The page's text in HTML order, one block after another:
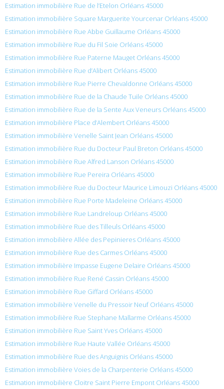
Estimation immobilière Rue de l’Etelon Orléans 45000
Estimation immobilière Square Marguerite Yourcenar Orléans 45000
Estimation immobilière Rue Abbe Guillaume Orléans 45000
Estimation immobilière Rue du Fil Soie Orléans 45000
Estimation immobilière Rue Paterne Mauget Orléans 45000
Estimation immobilière Rue d’Alibert Orléans 45000
Estimation immobilière Rue Pierre Chevaldonne Orléans 45000
Estimation immobilière Rue de la Chaude Tuile Orléans 45000
Estimation immobilière Rue de la Sente Aux Veneurs Orléans 45000
Estimation immobilière Place d’Alembert Orléans 45000
Estimation immobilière Venelle Saint Jean Orléans 45000
Estimation immobilière Rue du Docteur Paul Breton Orléans 45000
Estimation immobilière Rue Alfred Lanson Orléans 45000
Estimation immobilière Rue Pereira Orléans 45000
Estimation immobilière Rue du Docteur Maurice Limouzi Orléans 45000
Estimation immobilière Rue Porte Madeleine Orléans 45000
Estimation immobilière Rue Landreloup Orléans 45000
Estimation immobilière Rue des Tilleuls Orléans 45000
Estimation immobilière Allée des Pepinieres Orléans 45000
Estimation immobilière Rue des Carmes Orléans 45000
Estimation immobilière Impasse Eugene Delaire Orléans 45000
Estimation immobilière Rue René Cassin Orléans 45000
Estimation immobilière Rue Giffard Orléans 45000
Estimation immobilière Venelle du Pressoir Neuf Orléans 45000
Estimation immobilière Rue Stephane Mallarme Orléans 45000
Estimation immobilière Rue Saint Yves Orléans 45000
Estimation immobilière Rue Haute Vallée Orléans 45000
Estimation immobilière Rue des Anguignis Orléans 45000
Estimation immobilière Voies de la Charpenterie Orléans 45000
Estimation immobilière Cloitre Saint Pierre Empont Orléans 45000